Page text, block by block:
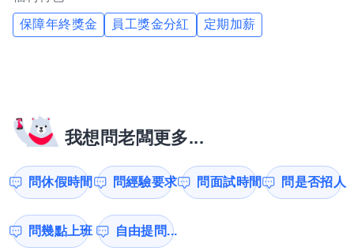
保障年終獎金 員工獎金分紅 定期加薪
我想問老闆更多...
問休假時間 問經驗要求 問面試時間 問是否招人
問幾點上班 自由提問...